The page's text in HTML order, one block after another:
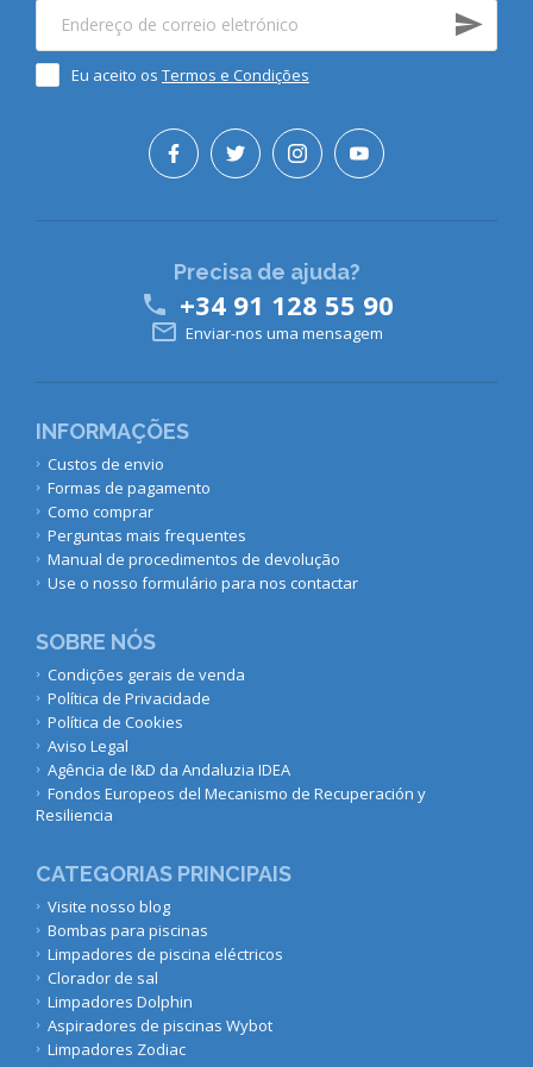
Eu aceito os Termos e Condições
INFORMAÇÕES
Custos de envio
Formas de pagamento
Como comprar
Perguntas mais frequentes
Manual de procedimentos de devolução
Use o nosso formulário para nos contactar
SOBRE NÓS
Condições gerais de venda
Política de Privacidade
Política de Cookies
Aviso Legal
Agência de I&D da Andaluzia IDEA
Fondos Europeos del Mecanismo de Recuperación y
Resiliencia
CATEGORIAS PRINCIPAIS
Visite nosso blog
Bombas para piscinas
Limpadores de piscina eléctricos
Clorador de sal
Limpadores Dolphin
Aspiradores de piscinas Wybot
Limpadores Zodiac
Precisa de ajuda?
 +34 91 128 55 90
 Enviar-nos uma mensagem